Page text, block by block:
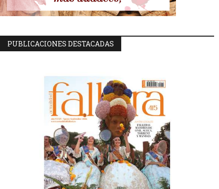
PUBLICACIONES DESTACADAS